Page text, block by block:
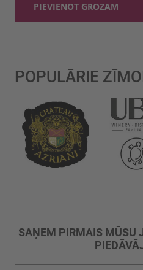
PIEVIENOT GROZAM
POPULĀRIE
SAŅEM PIRMAIS MŪSU